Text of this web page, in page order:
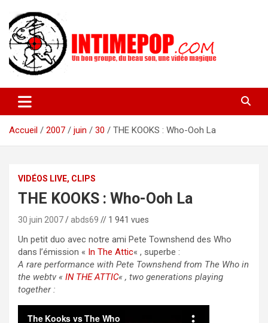
contenu
intimepop.com
actuelles pop rock, post-rock, indé sur Lyon. rock pop concert
lyon
Accueil
2007 juin 30 THE KOOKS : Who-Ooh La
VIDÉOS LIVE, CLIPS
THE KOOKS : Who-Ooh La
30 juin 2007 abds69 // 1 941 vues
Un petit duo avec notre ami Pete Townshend des Who
dans l’émission « In The Attic« , superbe :
A rare performance with Pete Townshend from The Who in
the webtv « IN THE ATTIC« , two generations playing
together :